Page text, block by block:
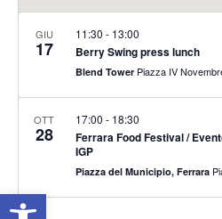
Apri la barra degli strumenti
GIU
17
11:30 - 13:00
Berry Swing press lunch
Blend Tower
OTT
28
17:00 - 18:30
Ferrara Food Festival /
IGP
Piazza del Municipio, Ferrara